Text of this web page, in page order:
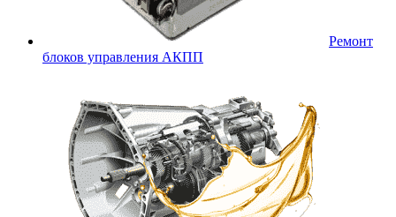
Ремонт
блоков управления АКПП